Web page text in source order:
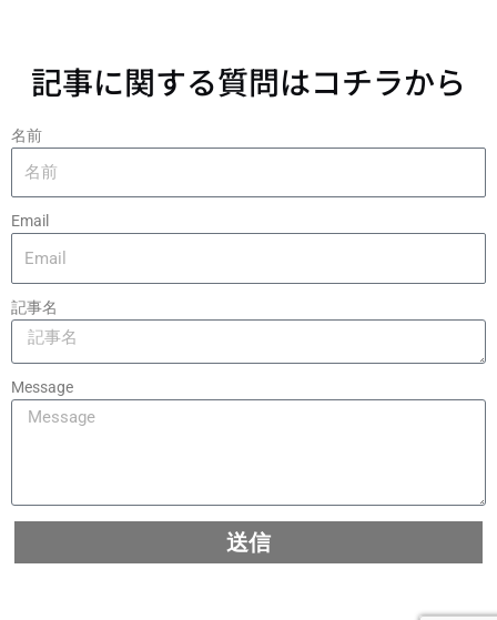
記事に関する質問はコチラから
名前
Email
記事名
Message
送信